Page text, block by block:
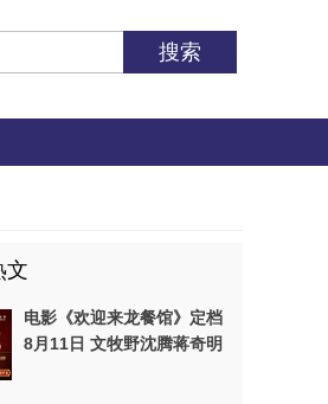
文
电影《欢迎来龙餐馆》定档
8月11日 文牧野沈腾蒋奇明
式整活走心互动有笑有